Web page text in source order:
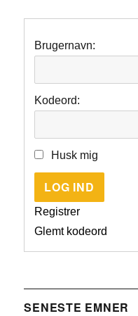
Brugernavn:
Kodeord:
Husk mig
LOG IND
Registrer
Glemt kodeord
SENESTE EMNER